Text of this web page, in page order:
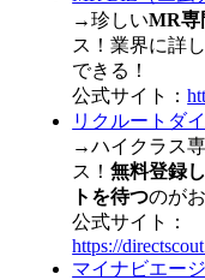
→珍しいMR専
ス！業界に詳
できる！
公式サイト：
リクルートダ
→ハイクラス
ス！無料登録
トを待つのが
公式サイト：
https://
マイナビエー